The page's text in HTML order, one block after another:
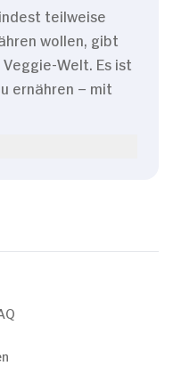
teilweise
wollen, gibt
Welt. Es ist
ernähren – mit